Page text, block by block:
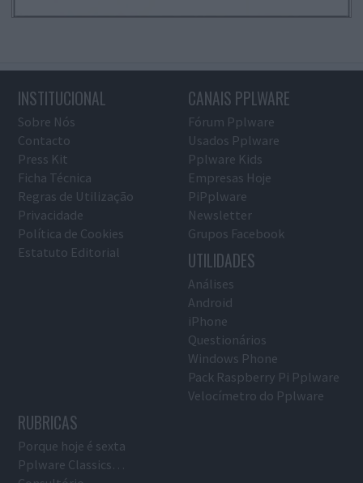
INSTITUCIONAL
Sobre Nós
Contacto
Press Kit
Ficha Técnica
Regras de Utilização
Privacidade
Política de Cookies
Estatuto Editorial
CANAIS PPLWARE
Fórum Pplware
Usados Pplware
Pplware Kids
Empresas Hoje
PiPplware
Newsletter
Grupos Facebook
UTILIDADES
Análises
Android
iPhone
Questionários
Windows Phone
Pack Raspberry Pi Pplware
Velocímetro do Pplware
RUBRICAS
Porque hoje é sexta
Pplware Classics…